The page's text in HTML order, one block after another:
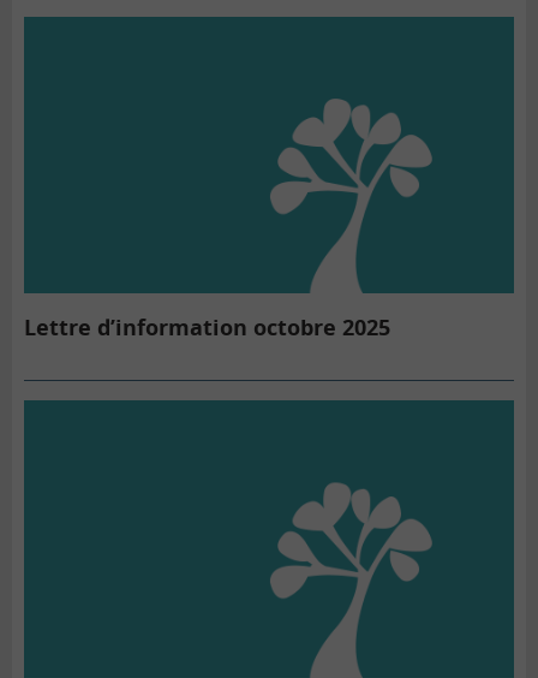
Lettre d’information octobre 2025